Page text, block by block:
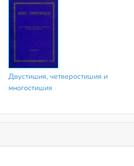
Двустишия, четверостишия и
многостишия